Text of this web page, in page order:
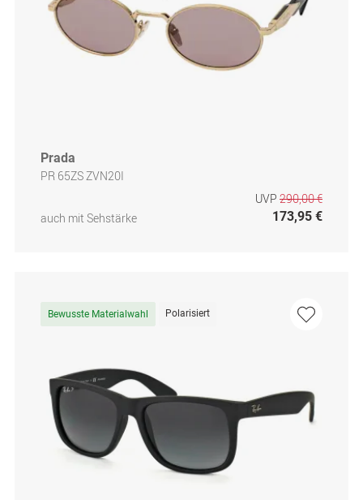
Prada
PR 65ZS ZVN20I
auch mit Sehstärke
UVP 290,00 €
173,95 €
Bewusste Materialwahl Polarisiert